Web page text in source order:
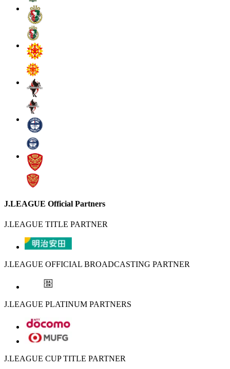
J.LEAGUE Official Partners
J.LEAGUE TITLE PARTNER
J.LEAGUE OFFICIAL BROADCASTING PARTNER
J.LEAGUE PLATINUM PARTNERS
J.LEAGUE CUP TITLE PARTNER